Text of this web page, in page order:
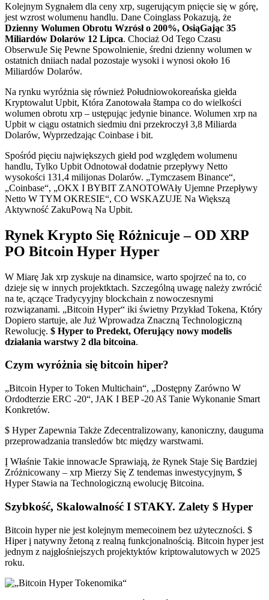
Kolejnym Sygnałem dla ceny xrp, sugerującym pnięcie się w górę,
jest wzrost wolumenu handlu. Dane Coinglass Pokazują, że
Dzienny Wolumen Obrotu Wzrósł o 200%, OsiąGając 35
Miliardów Dolarów 12 Lipca. Chociaż Od Tego Czasu
ObserwuJe Się Pewne Spowolnienie, średni dzienny wolumen w
ostatnich dniiach nadal pozostaje wysoki i wynosi około 16
Miliardów Dolarów.
Na rynku wyróżnia się również Południowokoreańska giełda
Kryptowalut Upbit, Która Zanotowała štampa co do wielkości
wolumen obrotu xrp – ustępując jedynie binance. Wolumen xrp na
Upbit w ciągu ostatnich siedmiu dni przekroczył 3,8 Miliarda
Dolarów, Wyprzedzając Coinbase i bit.
Spośród pięciu największych giełd pod względem wolumenu
handlu, Tylko Upbit Odnotował dodatnie przepływy Netto
wysokości 131,4 milijonas Dolarów. „Tymczasem Binance“,
„Coinbase“, „OKX I BYBIT ZANOTOWAły Ujemne Przepływy
Netto W TYM OKRESIE“, CO WSKAZUJE Na Większą
Aktywność ZakuPową Na Upbit.
Rynek Krypto Się Różnicuje – OD XRP
PO Bitcoin Hyper Hyper
W Miarę Jak xrp zyskuje na dinamsice, warto spojrzeć na to, co
dzieje się w innych projektktach. Szczególną uwagę należy zwrócić
na te, ączące Tradycyyjny blockchain z nowoczesnymi
rozwiązanami. „Bitcoin Hyper“ iki świetny Przykład Tokena, Który
Dopiero startuje, ale Już Wprowadza Znaczną Technologiczną
Rewolucję. $ Hyper to Predekt, Oferujący nowy modelis
działania warstwy 2 dla bitcoina.
Czym wyróżnia się bitcoin hiper?
„Bitcoin Hyper to Token Multichain“, „Dostępny Zarówno W
Ordodterzie ERC -20“, JAK I BEP -20 Aš Tanie Wykonanie Smart
Konkretów.
$ Hyper Zapewnia Także Zdecentralizowany, kanoniczny, dauguma
przeprowadzania transledów btc między warstwami.
Į Właśnie Takie innowacJe Sprawiają, że Rynek Staje Się Bardziej
Zróżnicowany – xrp Mierzy Się Z tendemas inwestycyjnym, $
Hyper Stawia na Technologiczną ewolucję Bitcoina.
Szybkość, Skalowalność I STAKY. Zalety $ Hyper
Bitcoin hyper nie jest kolejnym memecoinem bez użyteczności. $
Hiper į natywny žetoną z realną funkcjonalnością. Bitcoin hyper jest
jednym z najgłośniejszych projektyktów kriptowalutowych w 2025
roku.